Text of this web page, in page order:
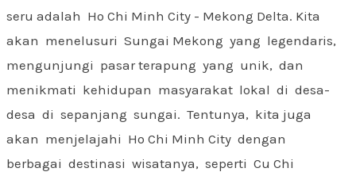
seru adalah Ho Chi Minh City - Mekong Delta. Kita
akan menelusuri Sungai Mekong yang legendaris,
mengunjungi pasar terapung yang unik, dan
menikmati kehidupan masyarakat lokal di desa-
desa di sepanjang sungai. Tentunya, kita juga
akan menjelajahi Ho Chi Minh City dengan
berbagai destinasi wisatanya, seperti Cu Chi